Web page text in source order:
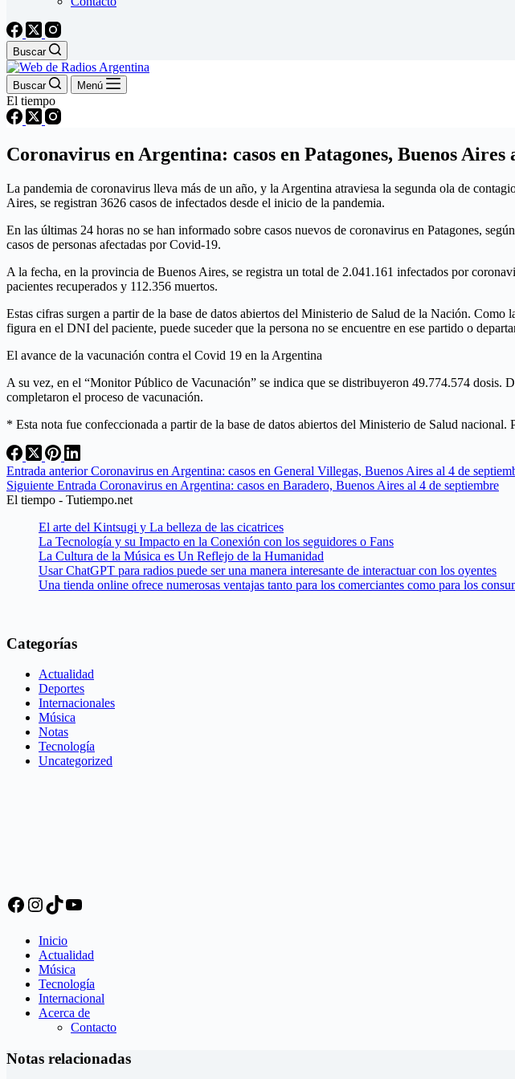
Buscar
Buscar Menú
El tiempo
Coronavirus en Argentina: casos en Patagones, Buenos Aires
La pandemia de coronavirus lleva más de un año, y la Argentina atraviesa la segunda ola de
Aires, se registran 3626 casos de infectados desde el inicio de la pandemia.
En las últimas 24 horas no se han informado sobre casos nuevos de coronavirus en Patagones,
casos de personas afectadas por Covid-19.
A la fecha, en la provincia de Buenos Aires, se registra un total de 2.041.161 infectados por
pacientes recuperados y 112.356 muertos.
Estas cifras surgen a partir de la base de datos abiertos del Ministerio de Salud de la Nación.
figura en el DNI del paciente, puede suceder que la persona no se encuentre en ese partido o
El avance de la vacunación contra el Covid 19 en la Argentina
A su vez, en el “Monitor Público de Vacunación” se indica que se distribuyeron 49.774.574 dosis.
completaron el proceso de vacunación.
* Esta nota fue confeccionada a partir de la base de datos abiertos del Ministerio de Salud
Entrada anteriorCoronavirus en Argentina: casos en General Villegas, Buenos Aires al 4 de
Siguiente Entrada Coronavirus en Argentina: casos en Baradero, Buenos Aires al 4 de septiembre
El tiempo - Tutiempo.net
El arte del Kintsugi y La belleza de las cicatrices
La Tecnología y su Impacto en la Conexión con los seguidores o Fans
La Cultura de la Música es Un Reflejo de la Humanidad
Usar ChatGPT para radios puede ser una manera interesante de interactuar con los oyentes
Una tienda online ofrece numerosas ventajas tanto para los comerciantes como para los
Categorías
Actualidad
Deportes
Internacionales
Música
Notas
Tecnología
Uncategorized
Facebook
Instagram
TikTok
YouTube
Inicio
Actualidad
Música
Tecnología
Internacional
Acerca de
Contacto
Notas relacionadas